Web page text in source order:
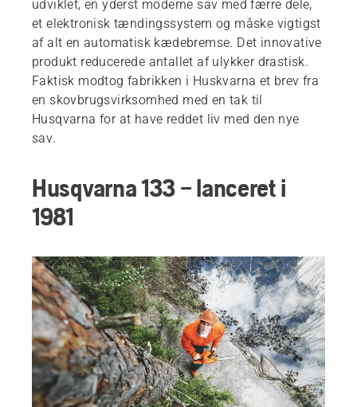
udviklet, en yderst moderne sav med færre dele,
et elektronisk tændingssystem og måske vigtigst
af alt en automatisk kædebremse. Det innovative
produkt reducerede antallet af ulykker drastisk.
Faktisk modtog fabrikken i Huskvarna et brev fra
en skovbrugsvirksomhed med en tak til
Husqvarna for at have reddet liv med den nye
sav.
Husqvarna 133 – lanceret i
1981